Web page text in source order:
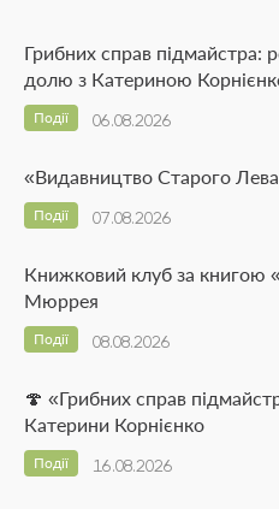
Грибних справ підмайстра:
долю з Катериною
06.08.2026
Події
«Видавництво Старого
07.08.2026
Події
Книжковий клуб за
Мюррея
08.08.2026
Події
🍄 «Грибних справ
Катерини Корнієнко
16.08.2026
Події